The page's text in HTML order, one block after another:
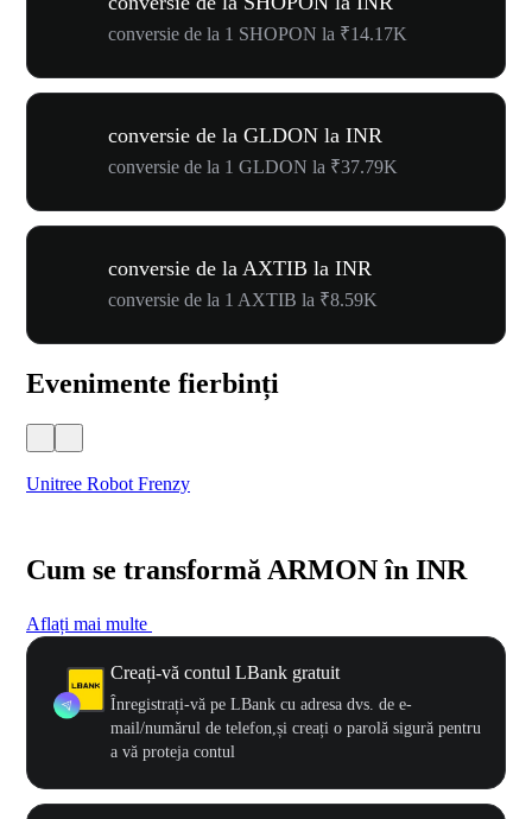
conversie de la 1 SHOPON la ₹14.17K
conversie de la GLDON la INR
conversie de la 1 GLDON la ₹37.79K
conversie de la AXTIB la INR
conversie de la 1 AXTIB la ₹8.59K
Evenimente fierbinți
Unitree Robot Frenzy
Cum se transformă ARMON în INR
Aflați mai multe
Creați-vă contul LBank gratuit
Înregistrați-vă pe LBank cu adresa dvs. de e-
mail/numărul de telefon,și creați o parolă sigură pentru
a vă proteja contul